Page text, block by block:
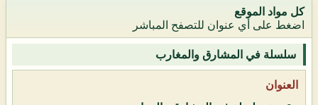
كل مواد الموقع
اضغط على أي عنوان للتصفح المباشر
سلسلة في المشارق والمغارب